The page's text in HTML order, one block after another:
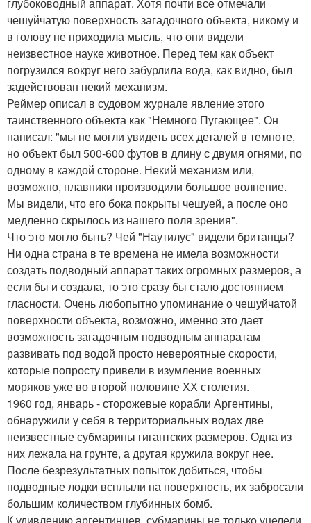
чешуйчатую поверхность загадочного объекта, никому и
в голову не приходила мысль, что они видели
неизвестное науке животное. Перед тем как объект
погрузился вокруг него забурлила вода, как видно, был
задействован некий механизм.
Реймер описал в судовом журнале явление этого
таинственного объекта как "Немного Пугающее". Он
написал: "мы не могли увидеть всех деталей в темноте,
но объект был 500-600 футов в длину с двумя огнями, по
одному в каждой стороне. Некий механизм или,
возможно, плавники производили большое волнение.
Мы видели, что его бока покрыты чешуей, а после оно
медленно скрылось из нашего поля зрения".
Что это могло быть? Чей "Наутилус" видели британцы?
Ни одна страна в те времена не имела возможности
создать подводный аппарат таких огромных размеров, а
если бы и создала, то это сразу бы стало достоянием
гласности. Очень любопытно упоминание о чешуйчатой
поверхности объекта, возможно, именно это дает
возможность загадочным подводным аппаратам
развивать под водой просто невероятные скорости,
которые попросту привели в изумление военных
моряков уже во второй половине ХХ столетия.
1960 год, январь - сторожевые корабли Аргентины,
обнаружили у себя в территориальных водах две
неизвестные субмарины гигантских размеров. Одна из
них лежала на грунте, а другая кружила вокруг нее.
После безрезультатных попыток добиться, чтобы
подводные лодки всплыли на поверхность, их забросали
большим количеством глубинных бомб.